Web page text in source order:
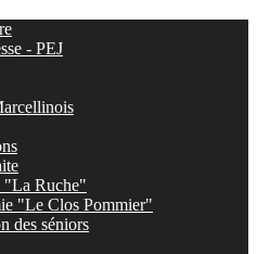
- PEJ
"La Ruche"
"Le Clos Pommier"
des séniors